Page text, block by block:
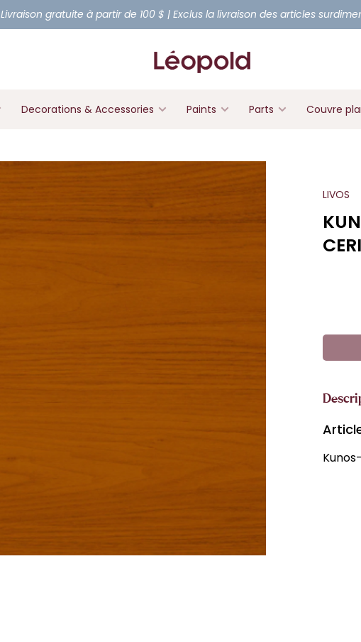
Livraison gratuite à partir de 100 $ | Exclus la livraison des articles
Decorations & Accessories Paints Parts Couvre
LIVOS